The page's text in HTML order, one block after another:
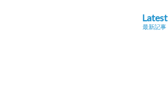
Latest
最新記事